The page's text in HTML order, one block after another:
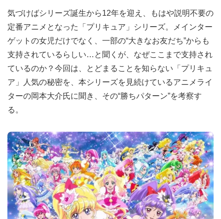
気づけばシリーズ誕生から12年を迎え、もはや説明不要の
定番アニメとなった「プリキュア」シリーズ。メインター
ゲットの女児だけでなく、一部の“大きなお友だち”からも
支持されているらしい…と聞くが、なぜここまで支持され
ているのか？今回は、とどまることを知らない「プリキュ
ア」人気の秘密を、本シリーズを見続けているアニメライ
ターの岡本大介氏に聞き、その“勝ちパターン”を考察す
る。